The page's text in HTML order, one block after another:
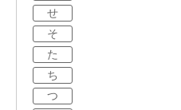
せ
そ
た
ち
つ